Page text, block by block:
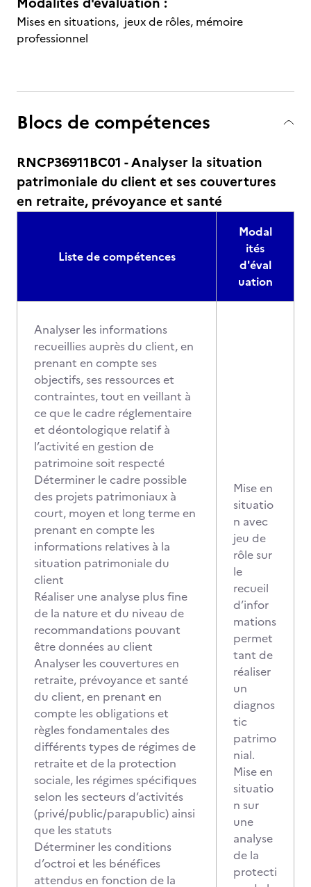
Mises en situations, jeux de rôles, mémoire
professionnel
Blocs de compétences
RNCP36911BC01 - Analyser la situation
patrimoniale du client et ses couvertures
en retraite, prévoyance et santé
Liste de compétences
Modal
ités
d'éval
uation
Analyser les informations
recueillies auprès du client, en
prenant en compte ses
objectifs, ses ressources et
contraintes, tout en veillant à
ce que le cadre réglementaire
et déontologique relatif à
l’activité en gestion de
patrimoine soit respecté
Déterminer le cadre possible
des projets patrimoniaux à
court, moyen et long terme en
prenant en compte les
informations relatives à la
situation patrimoniale du
client
Réaliser une analyse plus fine
de la nature et du niveau de
recommandations pouvant
être données au client
Analyser les couvertures en
retraite, prévoyance et santé
du client, en prenant en
compte les obligations et
règles fondamentales des
différents types de régimes de
retraite et de la protection
sociale, les régimes spécifiques
selon les secteurs d’activités
(privé/public/parapublic) ainsi
que les statuts
Déterminer les conditions
d’octroi et les bénéfices
attendus en fonction de la
Mise en
situatio
n avec
jeu de
rôle sur
le
recueil
d’infor
mations
permet
tant de
réaliser
un
diagnos
tic
patrimo
nial.
Mise en
situatio
n sur
une
analyse
de la
protecti